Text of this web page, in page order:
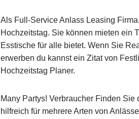
Als Full-Service Anlass Leasing
Hochzeitstag. Sie können mieten ein
Esstische für alle bietet. Wenn Sie
erwerben du kannst ein Zitat von
Hochzeitstag Planer.
Many Partys! Verbraucher Finden
hilfreich für mehrere Arten von